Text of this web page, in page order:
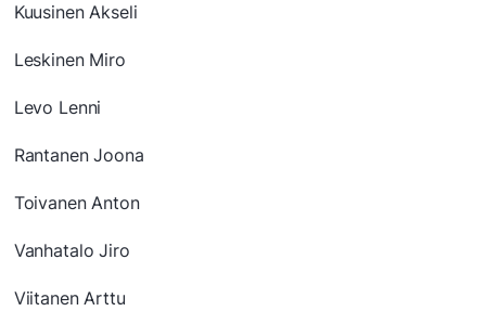
Kuusinen Akseli
Leskinen Miro
Levo Lenni
Rantanen Joona
Toivanen Anton
Vanhatalo Jiro
Viitanen Arttu